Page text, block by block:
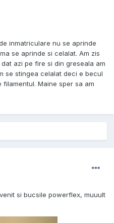
inmatriculare nu se aprinde
se aprinde si celalat. Am zis
azi pe fire si din greseala am
se stingea celalat deci e becul
Maine sper sa am
si bucsile powerflex, muuult